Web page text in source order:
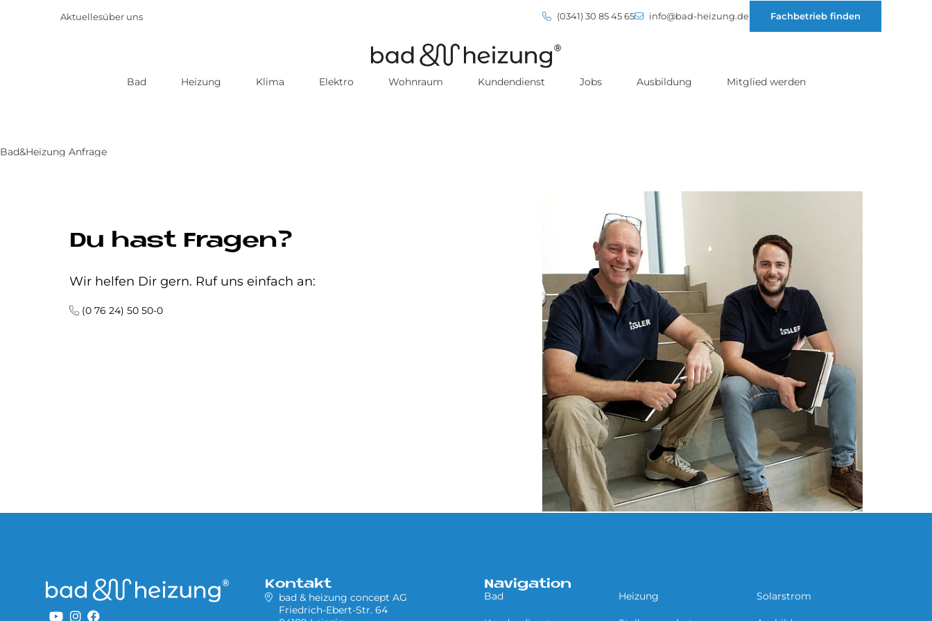
Aktuellesüber uns (0341) 30 85 45 65 info@bad-heizung.de Fachbetrieb finden
Bad Heizung Klima Elektro Wohnraum Kundendienst Jobs Ausbildung Mitglied werden
Bad&Heizung Anfrage
Du hast Fragen?
Wir helfen Dir gern. Ruf uns einfach an:
(0 76 24) 50 50-0
Kontakt
bad & heizung concept AG
Friedrich-Ebert-Str. 64
Navigation
Bad Heizung Solarstrom